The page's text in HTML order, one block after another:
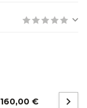
160,00 €